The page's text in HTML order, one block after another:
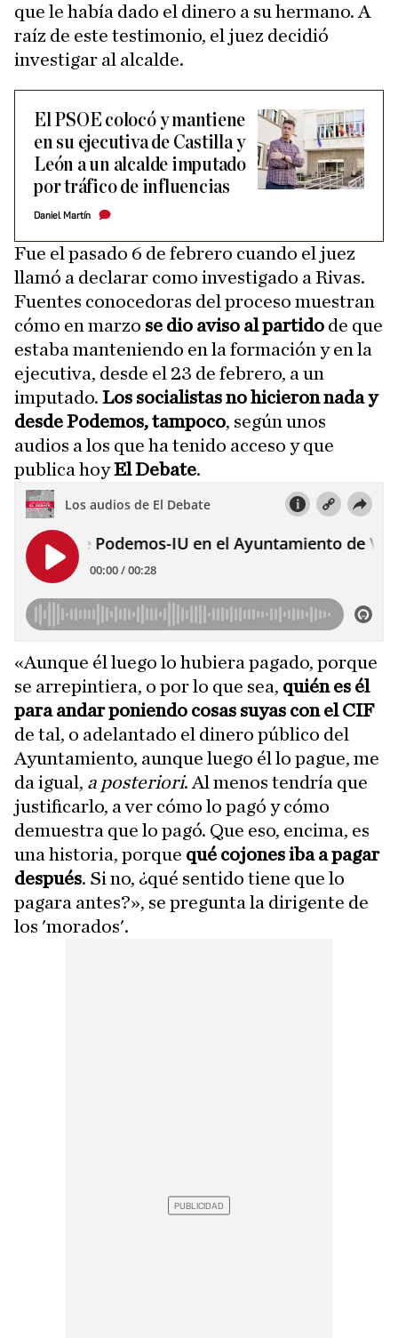
que le había dado el dinero a su hermano. A
raíz de este testimonio, el juez decidió
investigar al alcalde.
​El PSOE colocó y mantiene
en su ejecutiva de Castilla y
León a un alcalde imputado
por tráfico de influencias
Daniel Martín
Fue el pasado 6 de febrero cuando el juez
llamó a declarar como investigado a Rivas.
Fuentes conocedoras del proceso muestran
cómo en marzo se dio aviso al partido de que
estaba manteniendo en la formación y en la
ejecutiva, desde el 23 de febrero, a un
imputado. Los socialistas no hicieron nada y
desde Podemos, tampoco, según unos
audios a los que ha tenido acceso y que
publica hoyEl Debate.
«Aunque él luego lo hubiera pagado, porque
se arrepintiera, o por lo que sea, quién es él
para andar poniendo cosas suyas con el CIF
de tal, o adelantado el dinero público del
Ayuntamiento, aunque luego él lo pague, me
da igual, a posteriori. Al menos tendría que
justificarlo, a ver cómo lo pagó y cómo
demuestra que lo pagó. Que eso, encima, es
una historia, porque qué cojones iba a pagar
después. Si no, ¿qué sentido tiene que lo
pagara antes?», se pregunta la dirigente de
los 'morados'.